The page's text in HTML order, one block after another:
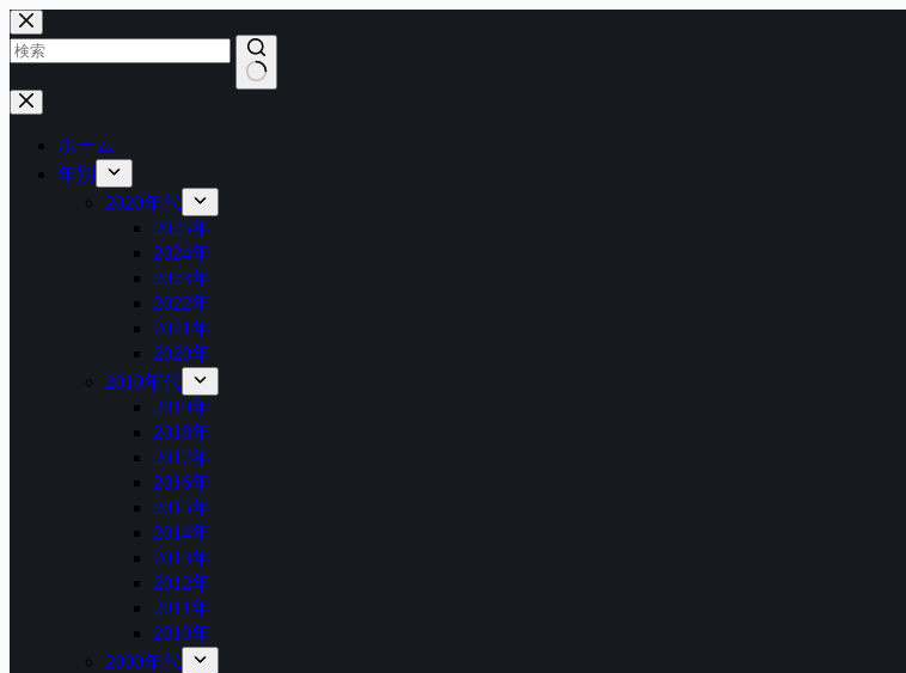
コ
ン
テ
ン
ツ
結
ホーム
年別
2020年代
2025年
2024年
2023年
2022年
2021年
2020年
2010年代
2019年
2018年
2017年
2016年
2015年
2014年
2013年
2012年
2011年
2010年
2000年代